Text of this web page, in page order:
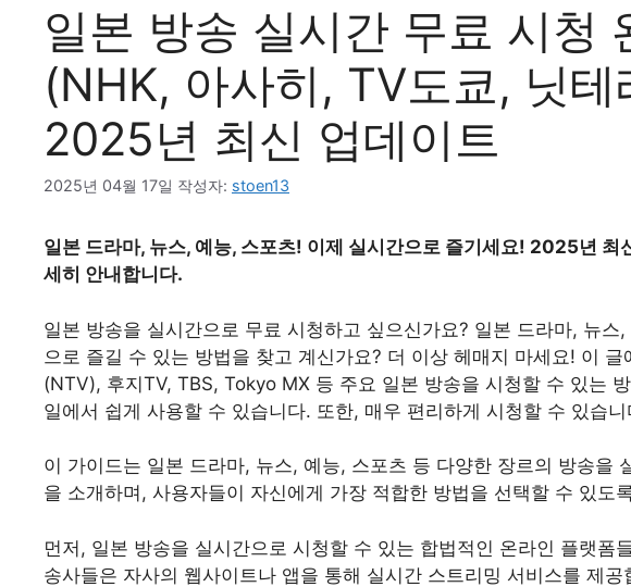
일본 방송 실시간 무료 시청
(NHK, 아사히, TV도쿄, 닛테
2025년 최신 업데이트
2025년 04월 17일 작성자: stoen13
일본 드라마, 뉴스, 예능, 스포츠! 이제 실시간으로 즐기세요! 2025년 최
세히 안내합니다.
일본 방송을 실시간으로 무료 시청하고 싶으신가요? 일본 드라마, 뉴
으로 즐길 수 있는 방법을 찾고 계신가요? 더 이상 헤매지 마세요! 이
(NTV), 후지TV, TBS, Tokyo MX 등 주요 일본 방송을 시청할 수 있는
일에서 쉽게 사용할 수 있습니다. 또한, 매우 편리하게 시청할 수 있습니
이 가이드는 일본 드라마, 뉴스, 예능, 스포츠 등 다양한 장르의 방송을
을 소개하며, 사용자들이 자신에게 가장 적합한 방법을 선택할 수 있도
먼저, 일본 방송을 실시간으로 시청할 수 있는 합법적인 온라인 플랫폼
송사들은 자사의 웹사이트나 앱을 통해 실시간 스트리밍 서비스를 제